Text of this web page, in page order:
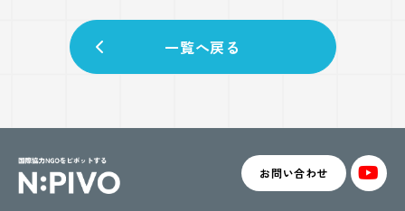
一覧へ戻る
お問い合わせ